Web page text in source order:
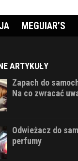
MEGUIAR’S
ARTYKUŁY
Zapach do
Na co zwracać
Odwieżacz do
perfumy